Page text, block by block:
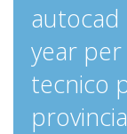
autocad
year
tecnico